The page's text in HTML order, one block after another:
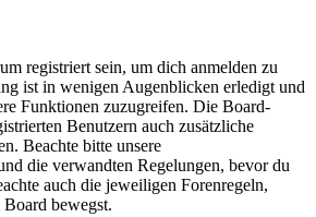
registriert sein, um dich anmelden zu
ist in wenigen Augenblicken erledigt und
Funktionen zuzugreifen. Die Board-
Benutzern auch zusätzliche
Beachte bitte unsere
die verwandten Regelungen, bevor du
auch die jeweiligen Forenregeln,
bewegst.